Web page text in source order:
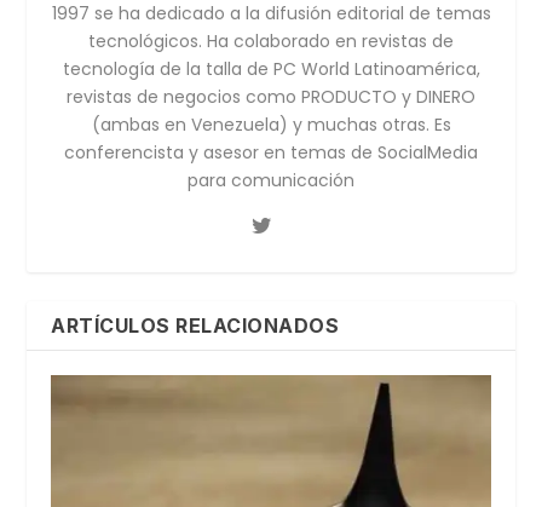
1997 se ha dedicado a la difusión editorial de temas
tecnológicos. Ha colaborado en revistas de
tecnología de la talla de PC World Latinoamérica,
revistas de negocios como PRODUCTO y DINERO
(ambas en Venezuela) y muchas otras. Es
conferencista y asesor en temas de SocialMedia
para comunicación
ARTÍCULOS RELACIONADOS